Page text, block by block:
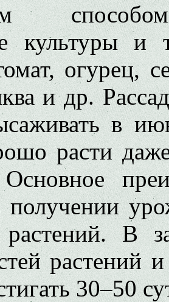
культуры и
огурец,
и др.
в
расти
Основное
получении
растений. В
растений
30–50